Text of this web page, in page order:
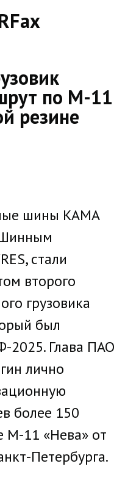
по М-11
резине
шины KAMA
Шинным
стали
второго
грузовика
был
2025. Глава ПАО
лично
более 150
М-11 «Нева» от
Петербурга.